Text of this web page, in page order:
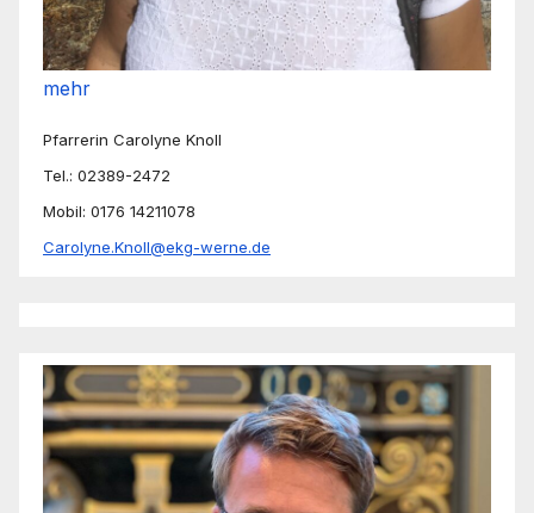
mehr
Pfarrerin Carolyne Knoll
Tel.: 02389-2472
Mobil: 0176 14211078
Carolyne.Knoll@ekg-werne.de